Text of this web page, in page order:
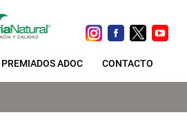
PREMIADOS ADOC CONTACTO